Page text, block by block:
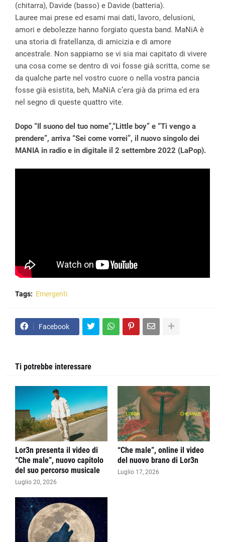
(chitarra), Davide (basso) e Davide (batteria).
Lauree mai prese ed esami mai dati, lavoro, delusioni,
amori e debolezze hanno forgiato questa band. MaNiA è
una storia di fratellanza, di amicizia e di amore
ancestrale. Non sappiamo se vi sia mai capitato di vivere
una cosa come se dentro di voi fosse già scritta, come se
da qualche parte nel vostro cuore o nella vostra pancia
fosse già esistita, beh, MaNiA c’era già da prima ed era
nel segno di queste quattro vite.
Dopo “Il suono del tuo nome”,“Little boy” e “Ti vengo a
prendere”, arriva “Sei come vorrei”, il nuovo singolo dei
MANIA in radio e in digitale il 2 settembre 2022 (LaPop).
Tags: Emergenti
Facebook
Ti potrebbe interessare
Lor3n presenta il video di
“Che male”, nuovo capitolo
del suo percorso musicale
Luglio 20, 2026
“Che male”, online il video
del nuovo brano di Lor3n
Luglio 17, 2026